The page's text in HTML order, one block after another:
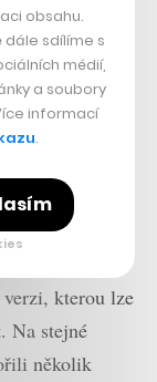
na
Můžete mi
posunout
jsem už
začali
A
kterou lze
Na stejné
několik
obsahu.
dále sdílíme s
médií,
a soubory
informací
.